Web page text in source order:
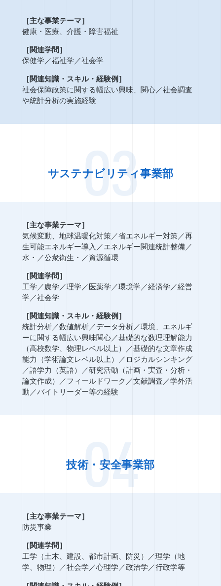
［主な事業テーマ］
健康・医療、介護・障害福祉
［関連学問］
保健学 ／福祉学 ／社会学
［関連知識・スキル・経験例］
社会保障政策に関する幅広い興味、関心／社会調査
や統計分析の実施経験
03
サステナビリティ事業部
［主な事業テーマ］
気候変動、地球温暖化対策／省エネルギー対策／再
生可能エネルギー導入 ／エネルギー関連統計整備／
水 ・ ／公衆衛生 ・ ／資源循環
［関連学問］
工学 ／農学 ／理学 ／医薬学 ／環境学 ／経済学 ／経営
学 ／社会学
［関連知識・スキル・経験例］
統計分析／数値解析／データ分析／環境、エネルギ
ーに関する幅広い興味関心／基礎的な数理理解能力
（高校数学、物理レベル以上）
／基礎的な文章作成
能力（学術論文レベル以上）
／ ロジカルシンキング
／語学力（英語） ／研究活動（計画・実査・分析・
論文作成）
／フィールドワーク ／文献調査 ／学外活
動 ／バイトリーダー等の経験
04
技術・安全事業部
［主な事業テーマ］
防災事業
［関連学問］
工学（土木、建設、都市計画、防災）
／理学（地
学、物理）
／社会学／心理学／政治学／行政学等